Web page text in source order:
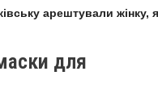
арештували жінку,
для